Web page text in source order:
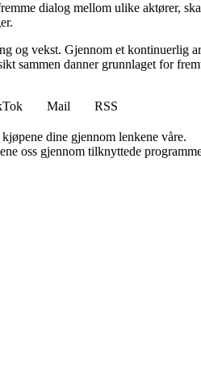
dialog mellom ulike aktører,
og vekst. Gjennom et
sammen danner grunnlaget for
Mail
RSS
dine gjennom lenkene våre.
oss gjennom tilknyttede